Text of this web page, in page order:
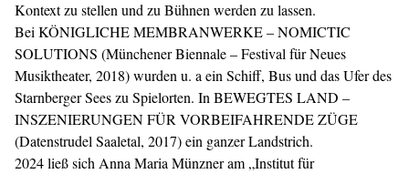
Kontext zu stellen und zu Bühnen werden zu lassen.
Bei KÖNIGLICHE MEMBRANWERKE – NOMICTIC
SOLUTIONS (Münchener Biennale – Festival für Neues
Musiktheater, 2018) wurden u. a ein Schiff, Bus und das Ufer des
Starnberger Sees zu Spielorten. In BEWEGTES LAND –
INSZENIERUNGEN FÜR VORBEIFAHRENDE ZÜGE
(Datenstrudel Saaletal, 2017) ein ganzer Landstrich.
2024 ließ sich Anna Maria Münzner am „Institut für